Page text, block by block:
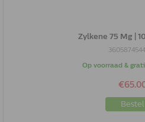
Zylkene 75 Mg |
Op voorraad &
Bestel